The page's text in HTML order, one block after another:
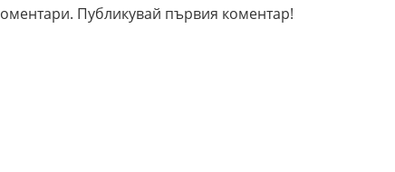
Публикувай първия коментар!